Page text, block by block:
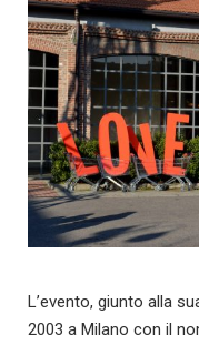
L’evento, giunto alla
2003 a Milano con il